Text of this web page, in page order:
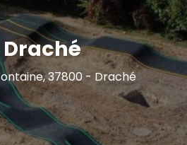
37800 - Draché